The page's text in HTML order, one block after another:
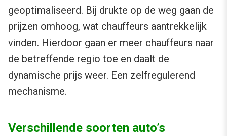
geoptimaliseerd. Bij drukte op de weg gaan de
prijzen omhoog, wat chauffeurs aantrekkelijk
vinden. Hierdoor gaan er meer chauffeurs naar
de betreffende regio toe en daalt de
dynamische prijs weer. Een zelfregulerend
mechanisme.
Verschillende soorten auto’s